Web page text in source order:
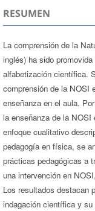
RESUMEN
La comprensión de la
inglés) ha sido
alfabetización científica.
comprensión de la NOSI
enseñanza en el aula.
la enseñanza de la
enfoque cualitativo
pedagogía en física, se
prácticas pedagógicas a
una intervención en
Los resultados destacan
indagación científica y